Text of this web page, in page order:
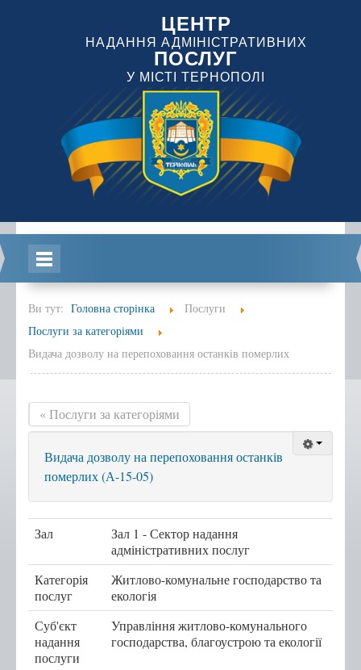
ЦЕНТР
НАДАННЯ АДМІНІСТРАТИВНИХ
ПОСЛУГ
У МІСТІ ТЕРНОПОЛІ
Головна
Інформація
Структура
Новини центру
Сертифікати
Корисна інформація
Віддалені робочі місця адміністраторів ЦНАП
с.Курівці
с. Іванківці
с. Чернихів
Ви тут: Головна сторінка
Послуги
Послуги за категоріями
Видача дозволу на перепоховання останків померлих
« Послуги за категоріями
Видача дозволу на перепоховання останків
померлих (А-15-05)
Зал
Зал 1 - Сектор надання
адміністративних послуг
Категорія
послуг
Житлово-комунальне господарство та
екологія
Суб'єкт
надання
послуги
Управління житлово-комунального
господарства, благоустрою та екології